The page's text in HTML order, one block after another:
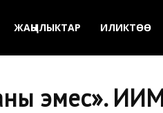
ЖАҢЫЛЫКТАР ИЛИКТӨӨ
эмес».